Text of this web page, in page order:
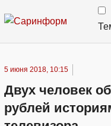
5 июня 2018, 10:15
Двух человек
рублей